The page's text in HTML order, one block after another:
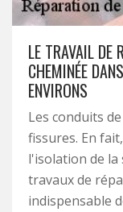
LE TRAVAIL DE
CHEMINÉE
ENVIRONS
Les conduits
fissures. En
l'isolation de la
travaux de
indispensable